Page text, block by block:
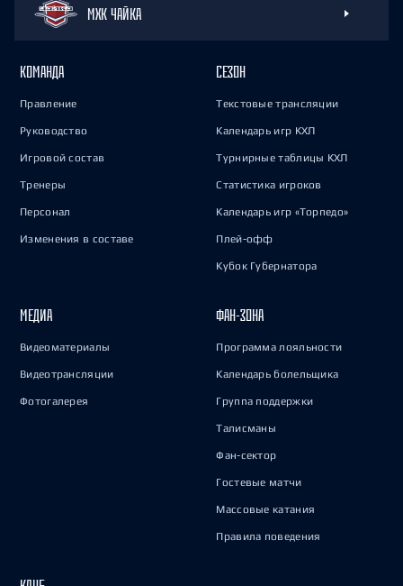
МХК ЧАЙКА
КОМАНДА
Правление
Руководство
Игровой состав
Тренеры
Персонал
Изменения в составе
СЕЗОН
Текстовые трансляции
Календарь игр КХЛ
Турнирные таблицы КХЛ
Статистика игроков
Календарь игр «Торпедо»
Плей-офф
Кубок Губернатора
МЕДИА
Видеоматериалы
Видеотрансляции
Фотогалерея
ФАН-ЗОНА
Программа лояльности
Календарь болельщика
Группа поддержки
Талисманы
Фан-сектор
Гостевые матчи
Массовые катания
Правила поведения